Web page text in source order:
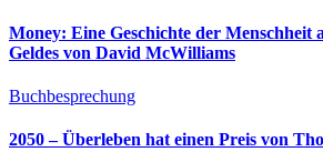
Money: Eine Geschichte der Menschheit
Geldes von David McWilliams
Buchbesprechung
2050 – Überleben hat einen Preis von